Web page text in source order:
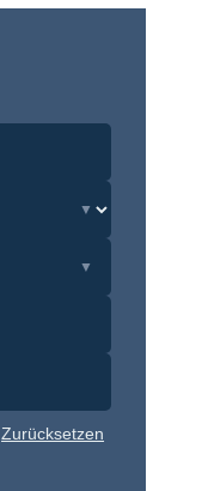
Zurücksetzen